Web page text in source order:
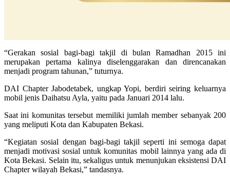
“Gerakan sosial bagi-bagi takjil di bulan Ramadhan 2015 ini
merupakan pertama kalinya diselenggarakan dan direncanakan
menjadi program tahunan,” tuturnya.
DAI Chapter Jabodetabek, ungkap Yopi, berdiri seiring keluarnya
mobil jenis Daihatsu Ayla, yaitu pada Januari 2014 lalu.
Saat ini komunitas tersebut memiliki jumlah member sebanyak 200
yang meliputi Kota dan Kabupaten Bekasi.
“Kegiatan sosial dengan bagi-bagi takjil seperti ini semoga dapat
menjadi motivasi sosial untuk komunitas mobil lainnya yang ada di
Kota Bekasi. Selain itu, sekaligus untuk menunjukan eksistensi DAI
Chapter wilayah Bekasi,” tandasnya.